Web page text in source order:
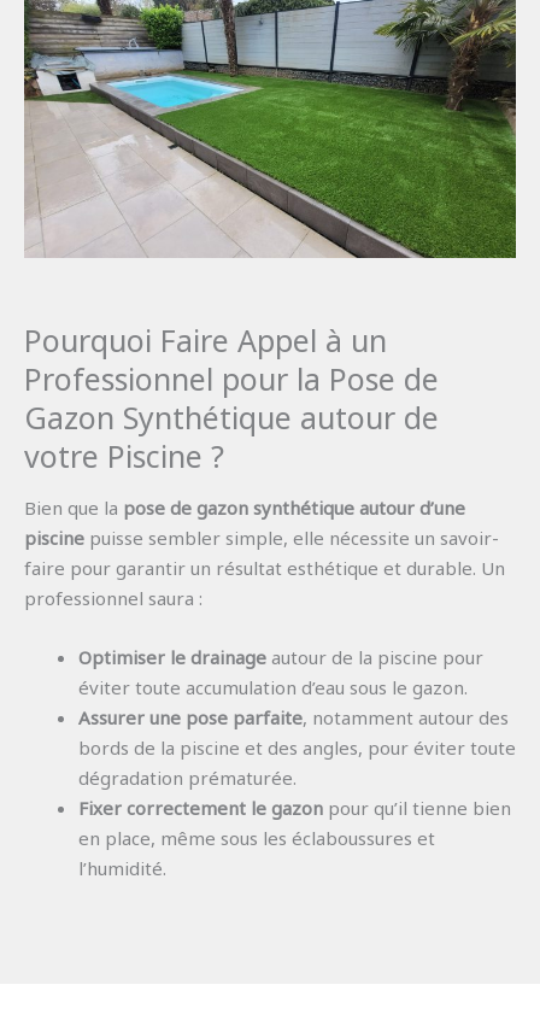
Pourquoi Faire Appel à un
Professionnel pour la Pose de
Gazon Synthétique autour de
votre Piscine ?
Bien que la pose de gazon synthétique autour d’une
piscine puisse sembler simple, elle nécessite un savoir-
faire pour garantir un résultat esthétique et durable. Un
professionnel saura :
Optimiser le drainage autour de la piscine pour
éviter toute accumulation d’eau sous le gazon.
Assurer une pose parfaite, notamment autour des
bords de la piscine et des angles, pour éviter toute
dégradation prématurée.
Fixer correctement le gazon pour qu’il tienne bien
en place, même sous les éclaboussures et
l’humidité.